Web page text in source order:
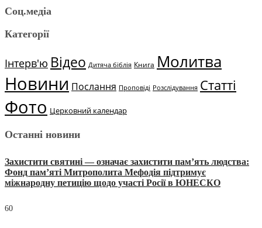
Соц.медіа
Категорії
Інтерв'ю Відео Дитяча біблія Книга Молитва
Новини Послання Проповіді Розслідування Статті
Фото Церковний календар
Останні новини
Захистити святині — означає захистити пам’ять людства:
Фонд пам’яті Митрополита Мефодія підтримує
міжнародну петицію щодо участі Росії в ЮНЕСКО
60